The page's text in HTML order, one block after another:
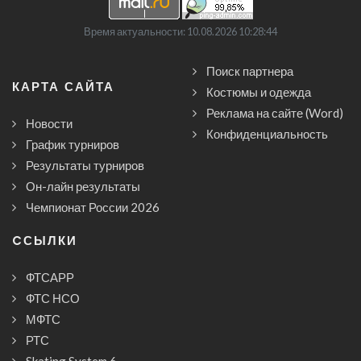
Время актуальности: 10.08.2026 10:28:44
КАРТА САЙТА
Новости
График турниров
Результаты турниров
Он-лайн результаты
Чемпионат России 2026
Поиск партнера
Костюмы и одежда
Реклама на сайте (Word)
Конфиденциальность
CСЫЛКИ
ФТСАРР
ФТС НСО
МФТС
РТС